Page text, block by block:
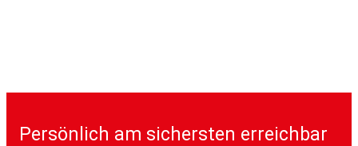
Persönlich am sichersten erreichbar